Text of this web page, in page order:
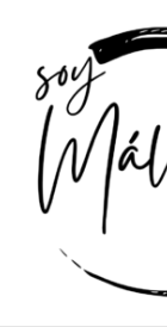
contenido